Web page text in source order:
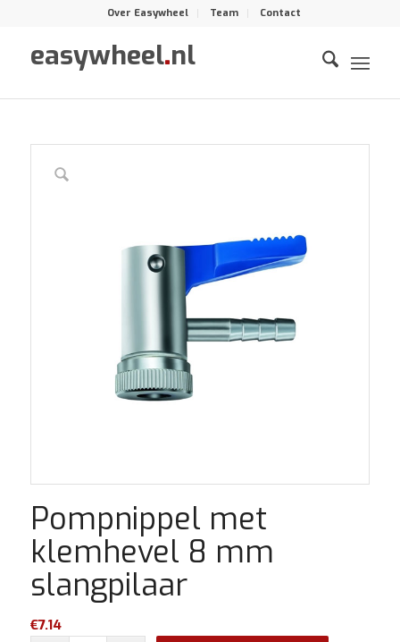
Over Easywheel Team Contact
easywheel.nl
Pompnippel met
klemhevel 8 mm
slangpilaar
€7.14